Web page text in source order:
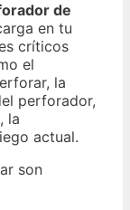
de
en tu
críticos
el
la
perforador,
la
actual.
son